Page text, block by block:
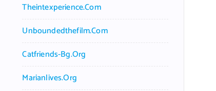
Theintexperience.com
Unboundedthefilm.com
Catfriends-Bg.org
Marianlives.org